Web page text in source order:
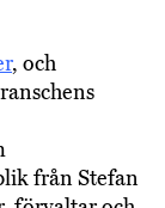
, och
från Stefan